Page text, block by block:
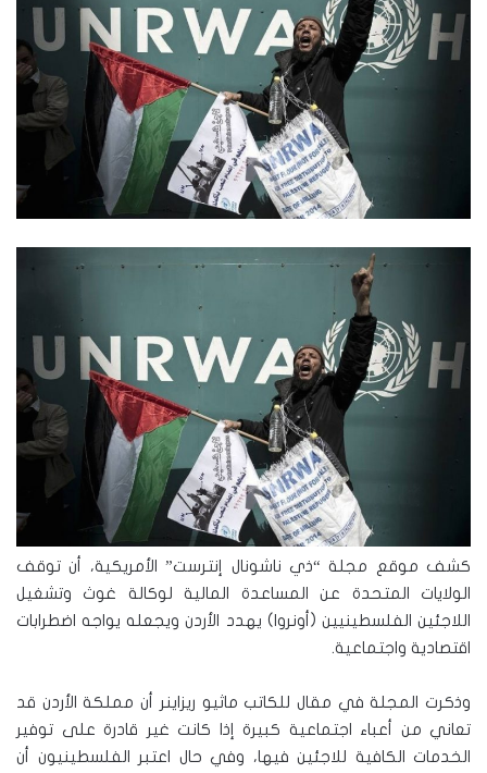
كشف موقع مجلة “ذي ناشونال إنترست” الأمريكية، أن توقف
الولايات المتحدة عن المساعدة المالية لوكالة غوث وتشغيل
اللاجئين الفلسطينيين (أونروا) يهدد الأردن ويجعله يواجه اضطرابات
اقتصادية واجتماعية.
وذكرت المجلة في مقال للكاتب ماثيو ريزاينر أن مملكة الأردن قد
تعاني من أعباء اجتماعية كبيرة إذا كانت غير قادرة على توفير
الخدمات الكافية للاجئين فيها، وفي حال اعتبر الفلسطينيون أن